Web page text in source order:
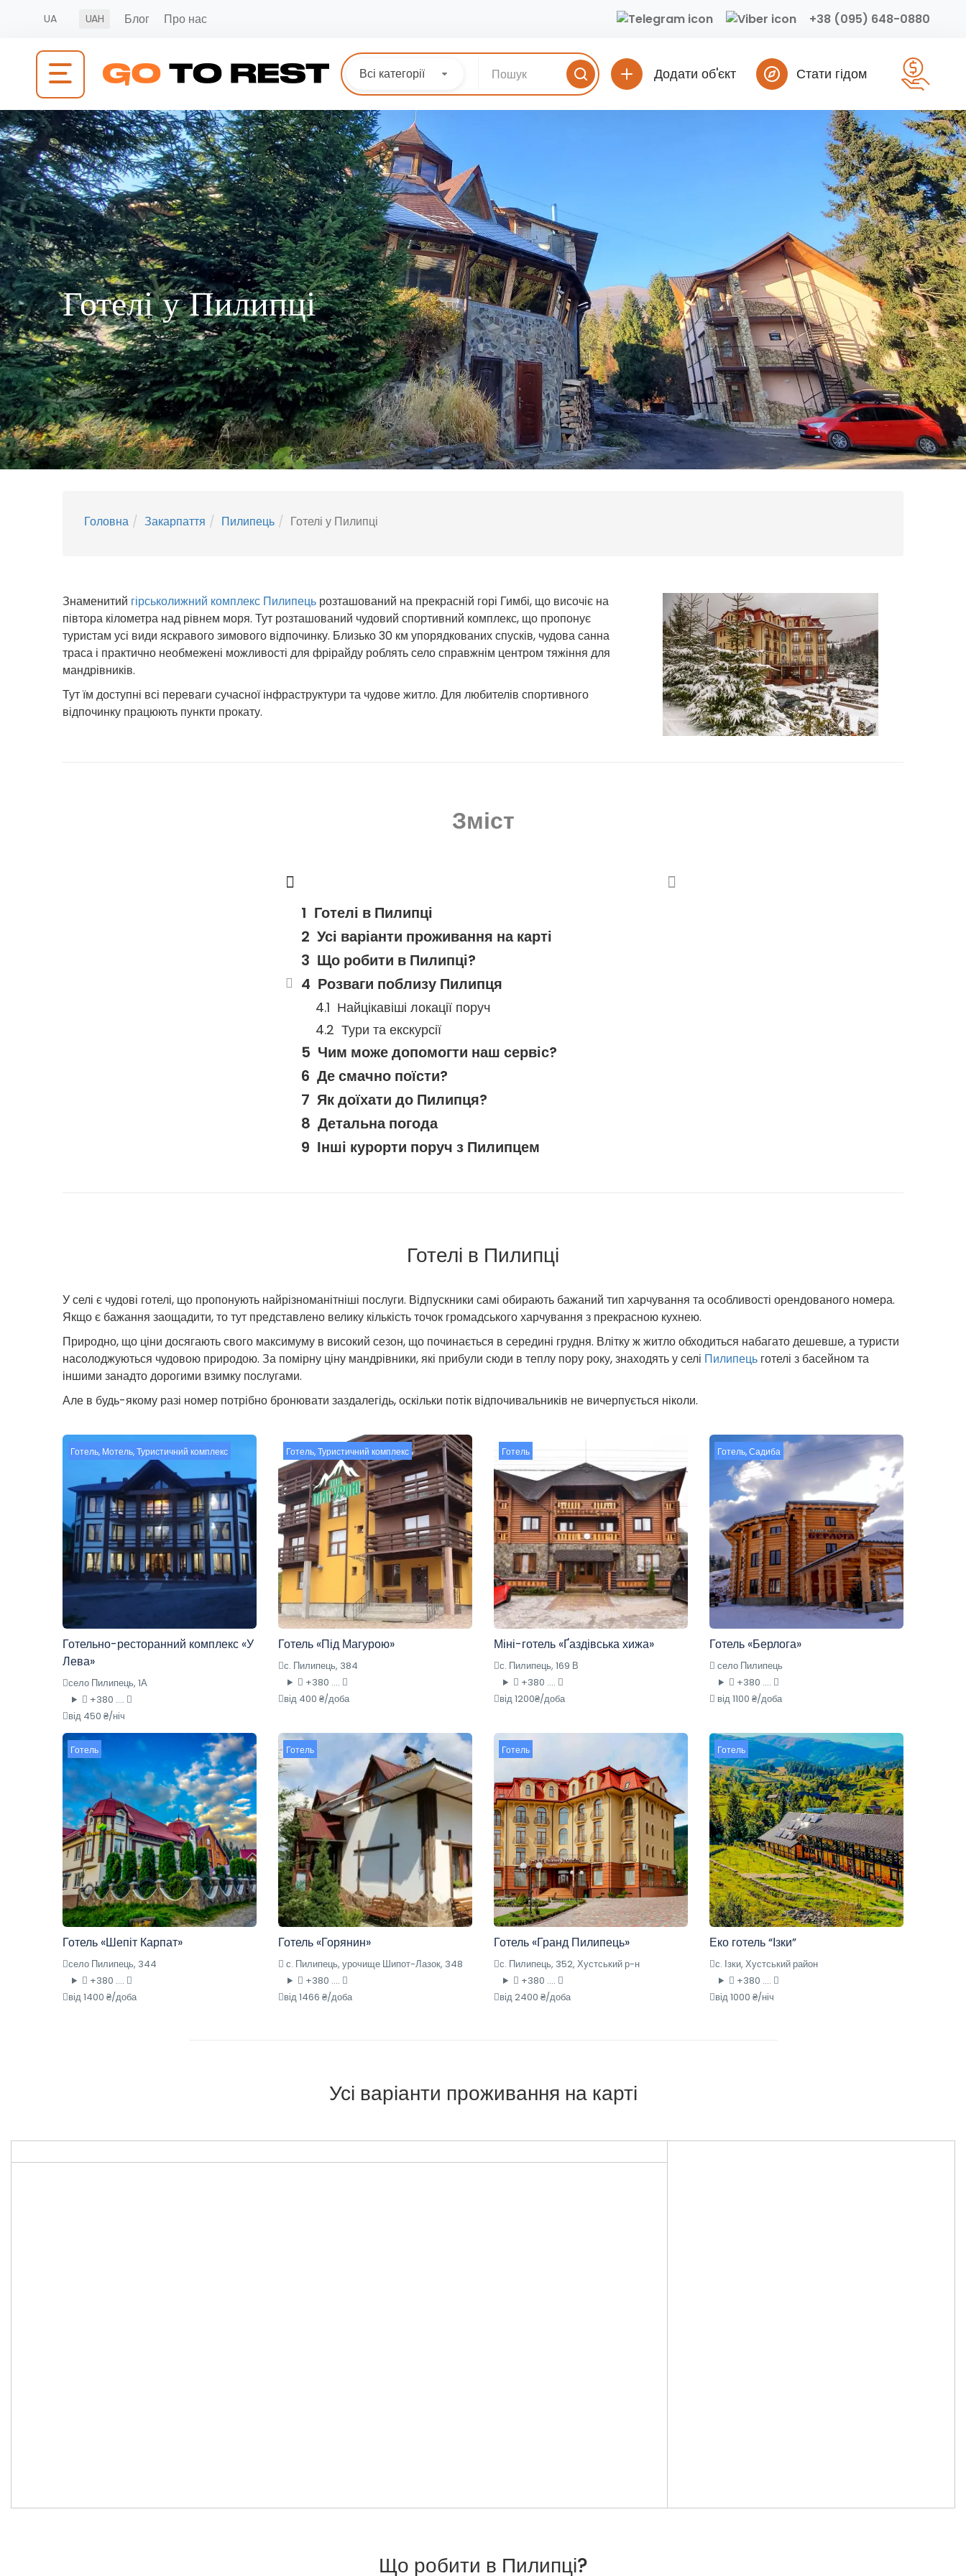
UA UAH Блог Про нас +38 (095) 648-0880
Всі категорії Додати об'єкт Стати гідом
Готелі у Пилипці
Головна Закарпаття Пилипець Готелі у Пилипці
Знаменитий гірськолижний комплекс Пилипець розташований на прекрасній горі Гимбі, що височіє на
півтора кілометра над рівнем моря. Тут розташований чудовий спортивний комплекс, що пропонує
туристам усі види яскравого зимового відпочинку. Близько 30 км упорядкованих спусків, чудова санна
траса і практично необмежені можливості для фрірайду роблять село справжнім центром тяжіння для
мандрівників.
Тут їм доступні всі переваги сучасної інфраструктури та чудове житло. Для любителів спортивного
відпочинку працюють пункти прокату.
Зміст
Готелі в Пилипці
Усі варіанти проживання на карті
Що робити в Пилипці?
Розваги поблизу Пилипця
Найцікавіші локації поруч
Тури та екскурсії
Чим може допомогти наш сервіс?
Де смачно поїсти?
Як доїхати до Пилипця?
Детальна погода
Інші курорти поруч з Пилипцем
Готелі в Пилипці
У селі є чудові готелі, що пропонують найрізноманітніші послуги. Відпускники самі обирають бажаний тип харчування та особливості орендованого номера.
Якщо є бажання заощадити, то тут представлено велику кількість точок громадського харчування з прекрасною кухнею.
Природно, що ціни досягають свого максимуму в високий сезон, що починається в середині грудня. Влітку ж житло обходиться набагато дешевше, а туристи
насолоджуються чудовою природою. За помірну ціну мандрівники, які прибули сюди в теплу пору року, знаходять у селі Пилипець готелі з басейном та
іншими занадто дорогими взимку послугами.
Але в будь-якому разі номер потрібно бронювати заздалегідь, оскільки потік відпочивальників не вичерпується ніколи.
Готель, Мотель,Туристичний комплекс
Готельно-ресторанний комплекс «У
Лева»
село Пилипець, 1А
+380 ....
від 450 ₴/ніч
Готель,Туристичний комплекс
Готель «Під Магурою»
с. Пилипець, 384
+380 ....
від 400 ₴/доба
Готель
Міні-готель «Ґаздівська хижа»
с. Пилипець, 169 В
+380 ....
від 1200₴/доба
Готель,Садиба
Готель «Берлога»
село Пилипець
+380 ....
від 1100 ₴/доба
Готель
Готель «Шепіт Карпат»
село Пилипець, 344
+380 ....
від 1400 ₴/доба
Готель
Готель «Горянин»
с. Пилипець, урочище Шипот-Лазок, 348
+380 ....
від 1466 ₴/доба
Готель
Готель «Гранд Пилипець»
с. Пилипець, 352, Хустський р-н
+380 ....
від 2400 ₴/доба
Готель
Еко готель “Ізки”
с. Ізки, Хустський район
+380 ....
від 1000 ₴/ніч
Усі варіанти проживання на карті
Що робити в Пилипці?